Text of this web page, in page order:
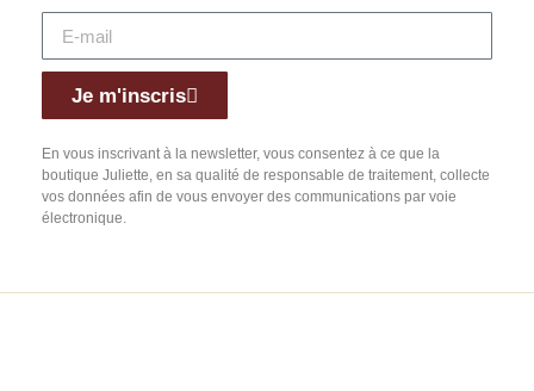
Je m'inscris
En vous inscrivant à la newsletter, vous consentez à ce que la
boutique Juliette, en sa qualité de responsable de traitement, collecte
vos données afin de vous envoyer des communications par voie
électronique.